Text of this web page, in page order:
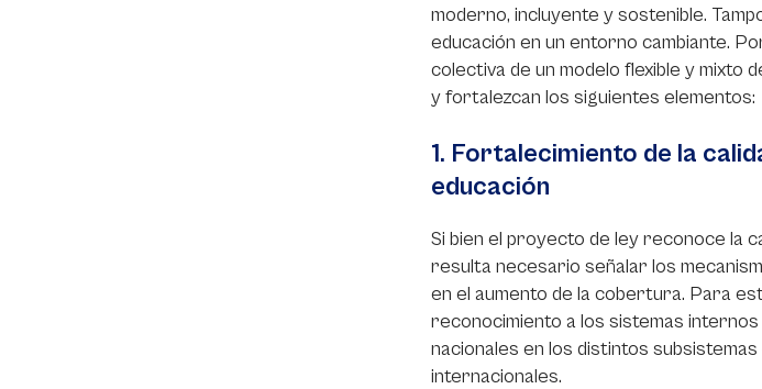
moderno, incluyente y sostenible.
educación en un entorno cambiante.
colectiva de un modelo flexible y mixto
y fortalezcan los siguientes elementos:
1. Fortalecimiento de la
educación
Si bien el proyecto de ley reconoce la
resulta necesario señalar los
en el aumento de la cobertura. Para
reconocimiento a los sistemas
nacionales en los distintos
internacionales.